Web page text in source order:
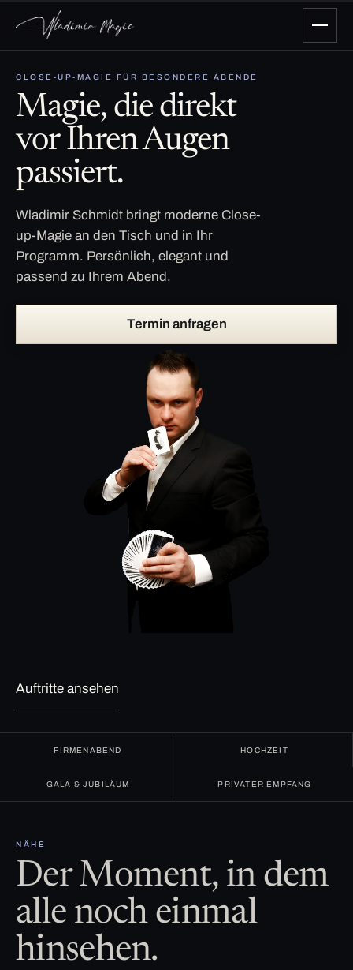
CLOSE-UP-MAGIE FÜR BESONDERE ABENDE
Magie, die direkt
vor Ihren Augen
passiert.
Wladimir Schmidt bringt moderne Close-
up-Magie an den Tisch und in Ihr
Programm. Persönlich, elegant und
passend zu Ihrem Abend.
Termin anfragen
Auftritte ansehen
FIRMENABEND HOCHZEIT
GALA & JUBILÄUM PRIVATER EMPFANG
NÄHE
Der Moment, in dem
alle noch einmal
hinsehen.